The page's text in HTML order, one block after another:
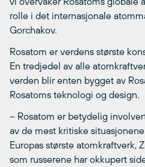
rolle i det internasjonale
Gorchakov.
Rosatom er verdens største
En tredjedel av alle
verden blir enten bygget av
Rosatoms teknologi og design.
– Rosatom er betydelig
av de mest kritiske
Europas største atomkraftverk,
som russerene har okkupert